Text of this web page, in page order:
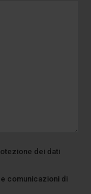
dei dati
comunicazioni di